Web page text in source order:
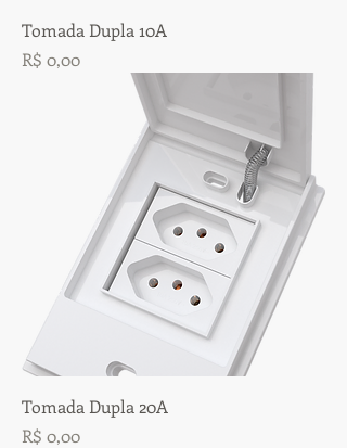
Tomada Dupla 10A
Preço
R$ 0,00
Tomada Dupla 20A
Preço
R$ 0,00